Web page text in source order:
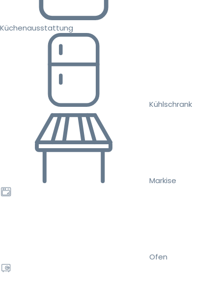
Küchenausstattung
Kühlschrank
Markise
Ofen